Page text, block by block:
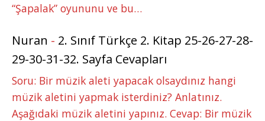
“Şapalak” oyununu ve bu…
Nuran - 2. Sınıf Türkçe 2. Kitap 25-26-27-28-
29-30-31-32. Sayfa Cevapları
Soru: Bir müzik aleti yapacak olsaydınız hangi
müzik aletini yapmak isterdiniz? Anlatınız.
Aşağıdaki müzik aletini yapınız. Cevap: Bir müzik